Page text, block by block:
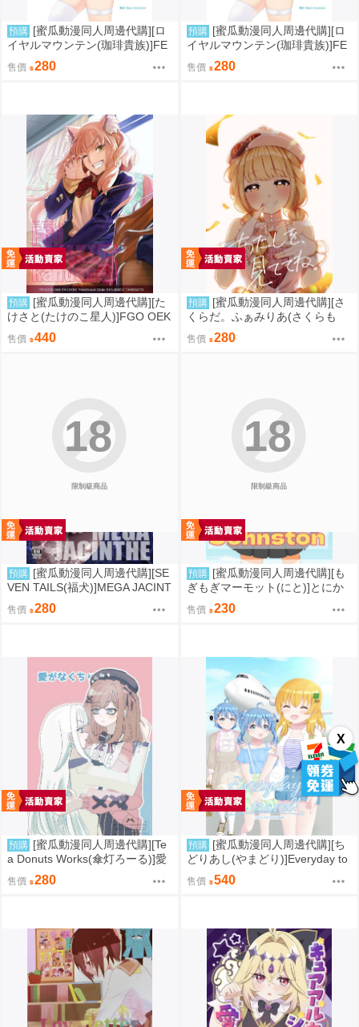
X
預購 [蜜瓜動漫同人周邊代購][ロ
イヤルマウンテン(珈琲貴族)]FE
TISH ACADEMY【メロン限定
特典付】(同人誌)
售價 280
預購 [蜜瓜動漫同人周邊代購][ロ
イヤルマウンテン(珈琲貴族)]FE
TISH ACADEMY(同人誌)
售價 280
預購 [蜜瓜動漫同人周邊代購][た
けさと(たけのこ星人)]FGO OEK
AKI Random5(FGO)(同人誌)
售價 440
預購 [蜜瓜動漫同人周邊代購][さ
くらだ。ふぁみりあ(さくらも
ち)]あたしを、見ててね。(學園
偶像大師)(同人誌)
售價 280
限制級商品
18
預購 [蜜瓜動漫同人周邊代購][SE
VEN TAILS(福犬)]MEGA JACINT
HE(寶可夢)(同人誌)
售價 280
限制級商品
18
預購 [蜜瓜動漫同人周邊代購][も
ぎもぎマーモット(にと)]とにか
く脱ぎたいジョンストン(艦隊收
藏)(同人誌)
售價 230
預購 [蜜瓜動漫同人周邊代購][Te
a Donuts Works(傘灯ろーる)]愛
がなくちゃ(彩虹社)(同人誌)
售價 280
預購 [蜜瓜動漫同人周邊代購][ち
どりあし(やまどり)]Everyday to
travel!(同人誌)
售價 540